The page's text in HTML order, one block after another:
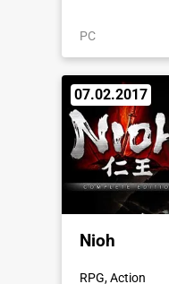
PC
07.02.2017
Nioh
RPG, Action